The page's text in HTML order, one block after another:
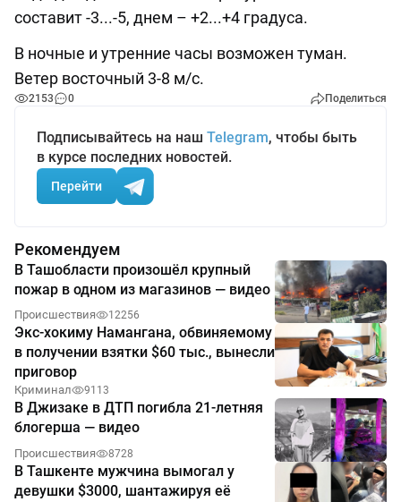
составит -3...-5, днем – +2...+4 градуса.
В ночные и утренние часы возможен туман.
Ветер восточный 3-8 м/с.
2153 0 Поделиться
Подписывайтесь на наш Telegram, чтобы быть
в курсе последних новостей.
Перейти
Рекомендуем
В Ташобласти произошёл крупный
пожар в одном из магазинов — видео
Происшествия 12256
Экс-хокиму Намангана, обвиняемому
в получении взятки $60 тыс., вынесли
приговор
Криминал 9113
В Джизаке в ДТП погибла 21-летняя
блогерша — видео
Происшествия 8728
В Ташкенте мужчина вымогал у
девушки $3000, шантажируя её